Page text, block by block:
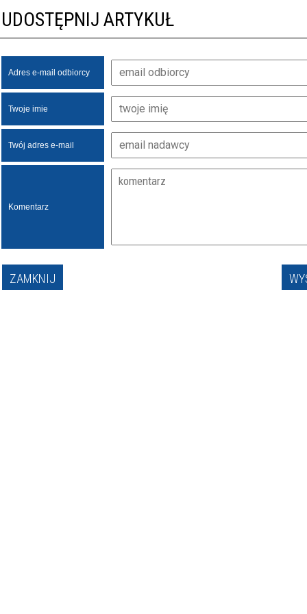
UDOSTĘPNIJ ARTYKUŁ
Adres e-mail odbiorcy
Twoje imie
Twój adres e-mail
Komentarz